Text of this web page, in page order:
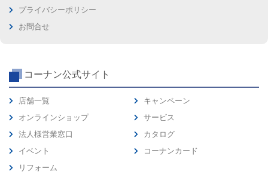
プライバシーポリシー
お問合せ
コーナン公式サイト
店舗一覧
オンラインショップ
法人様営業窓口
イベント
リフォーム
キャンペーン
サービス
カタログ
コーナンカード